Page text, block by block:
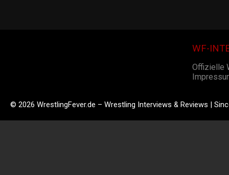
WF-
Offizielle
© 2026 WrestlingFever.de – Wrestling Interviews & Reviews |